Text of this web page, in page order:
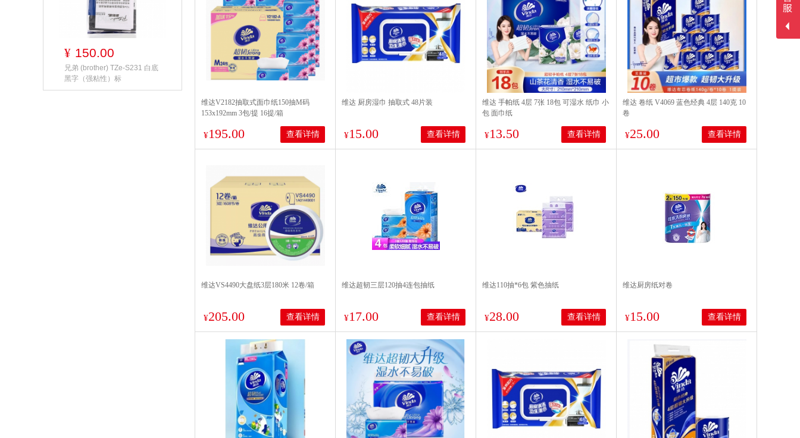
¥ 150.00
兄弟 (brother) TZe-S231 白底
黑字（强粘性）标
维达V2182抽取式面巾纸150抽M码
153x192mm 3包/提 16提/箱
¥195.00 查看详情
维达 厨房湿巾 抽取式 48片装
¥15.00 查看详情
维达 手帕纸 4层 7张 18包 可湿水 纸巾 小
包 面巾纸
¥13.50 查看详情
维达 卷纸 V4069 蓝色经典 4层 140克 10
卷
¥25.00 查看详情
维达VS4490大盘纸3层180米 12卷/箱
¥205.00 查看详情
维达超韧三层120抽4连包抽纸
¥17.00 查看详情
维达110抽*6包 紫色抽纸
¥28.00 查看详情
维达厨房纸对卷
¥15.00 查看详情